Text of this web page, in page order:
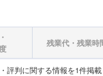
残業代・残業時
評判に関する情報を1件掲